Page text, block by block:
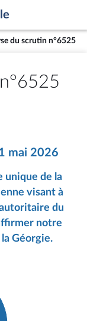
du scrutin n°6525
mai 2026
unique de la
visant à
du
notre
Géorgie.